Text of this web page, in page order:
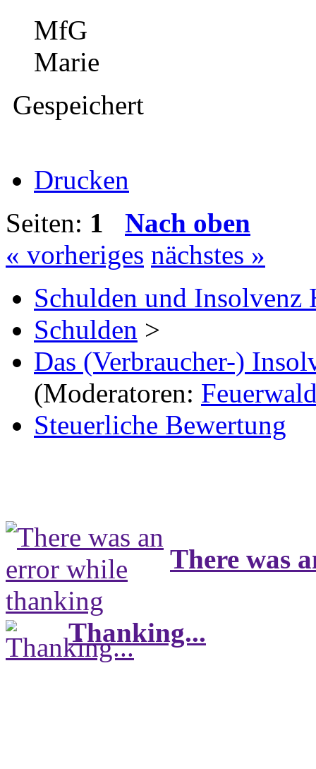
MfG
Marie
Gespeichert
Drucken
Seiten: 1
Nach oben
« vorheriges nächstes »
Schulden und Insolvenz
Schulden >
Das (Verbraucher-)
(Moderatoren:
Steuerliche Bewertung
There was
Thanking...